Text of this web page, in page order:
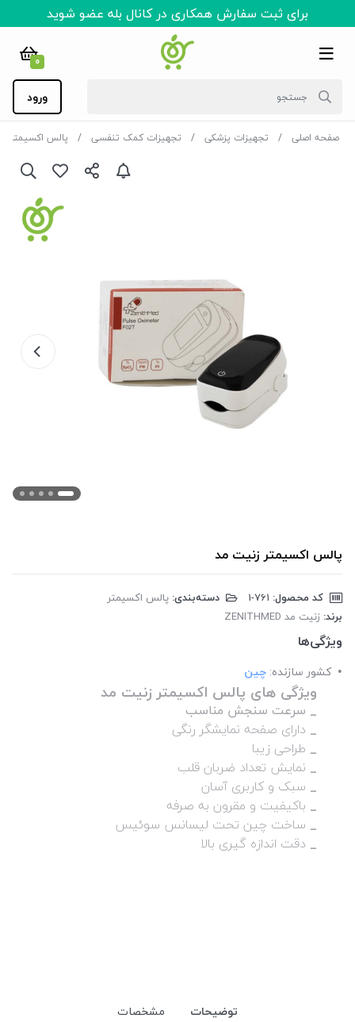
برای ثبت سفارش همکاری در کانال بله عضو شوید
0
ورود
صفحه اصلی تجهیزات پزشکی تجهیزات کمک تنفسی پالس اکسیمتر
پالس اکسیمتر زنیت مد
کد محصول: دسته‌بندی: پالس اکسیمتر
برند: زنیت مد ZENITHMED
ویژگی‌ها
کشور سازنده: چین
ویژگی های پالس اکسیمتر زنیت مد
_ سرعت سنجش مناسب
_ دارای صفحه نمایشگر رنگی
_ طراحی زیبا
_ نمایش تعداد ضربان قلب
_ سبک و کاربری آسان
_ باکیفیت و مقرون به صرفه
_ ساخت چین تحت لیسانس سوئیس
_ دقت اندازه گیری بالا
توضیحات مشخصات